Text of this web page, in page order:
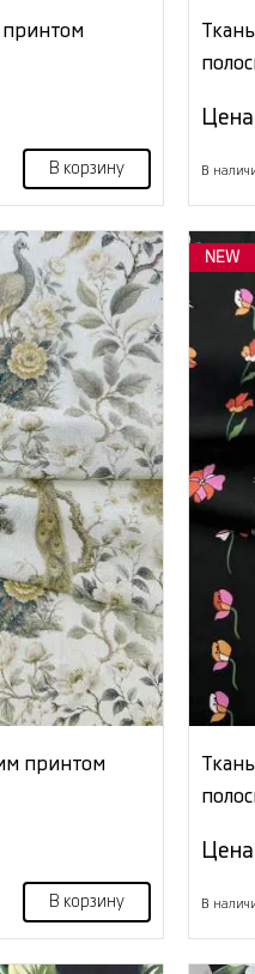
принтом
В корзину В
принтом
В корзину
NEW
В